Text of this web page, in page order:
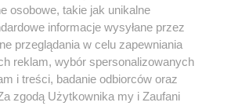
osobowe, takie jak unikalne
informacje wysyłane przez
przeglądania w celu zapewniania
reklam, wybór spersonalizowanych
i treści, badanie odbiorców oraz
zgodą Użytkownika my i Zaufani